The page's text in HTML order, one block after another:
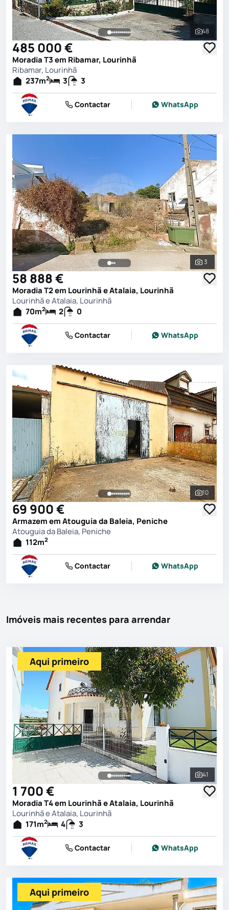
Ver
48
485 000 €
Moradia T3 em Ribamar, Lourinhã
Ribamar, Lourinhã
237m2 3 3
Contactar WhatsApp
Ver
3
58 888 €
Moradia T2 em Lourinhã e Atalaia, Lourinhã
Lourinhã e Atalaia, Lourinhã
70m2 2 0
Contactar WhatsApp
Ver
10
69 900 €
Armazem em Atouguia da Baleia, Peniche
Atouguia da Baleia, Peniche
112m2
Contactar WhatsApp
Imóveis mais recentes para arrendar
Ver
41
Aqui primeiro
1 700 €
Moradia T4 em Lourinhã e Atalaia, Lourinhã
Lourinhã e Atalaia, Lourinhã
171m2 4 3
Contactar WhatsApp
Aqui primeiro